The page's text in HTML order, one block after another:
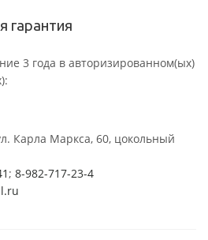
гарантия
3 года в авторизированном(ых)
Карла Маркса, 60, цокольный
; 8-982-717-23-4